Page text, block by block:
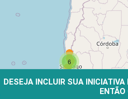
DESEJA INCLUIR SUA
ENTÃO